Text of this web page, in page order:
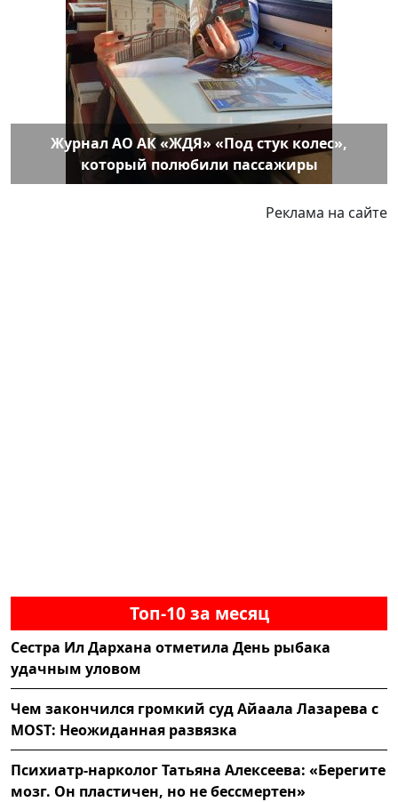
Журнал АО АК «ЖДЯ» «Под стук колес»,
который полюбили пассажиры
Реклама на сайте
Топ-10 за месяц
Сестра Ил Дархана отметила День рыбака
удачным уловом
Чем закончился громкий суд Айаала Лазарева с
MOST: Неожиданная развязка
Психиатр-нарколог Татьяна Алексеева: «Берегите
мозг. Он пластичен, но не бессмертен»